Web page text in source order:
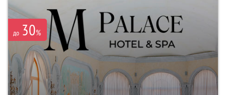
до 30%